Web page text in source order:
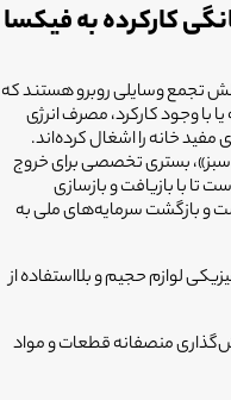
کارکرده به فیکسا
تجمع وسایلی روبرو هستند که
با وجود کارکرد، مصرف انرژی
مفید خانه را اشغال کرده‌اند.
بستری تخصصی برای خروج
تا با بازیافت و بازسازی
و بازگشت سرمایه‌های ملی به
لوازم حجیم و بلااستفاده از
منصفانه قطعات و مواد